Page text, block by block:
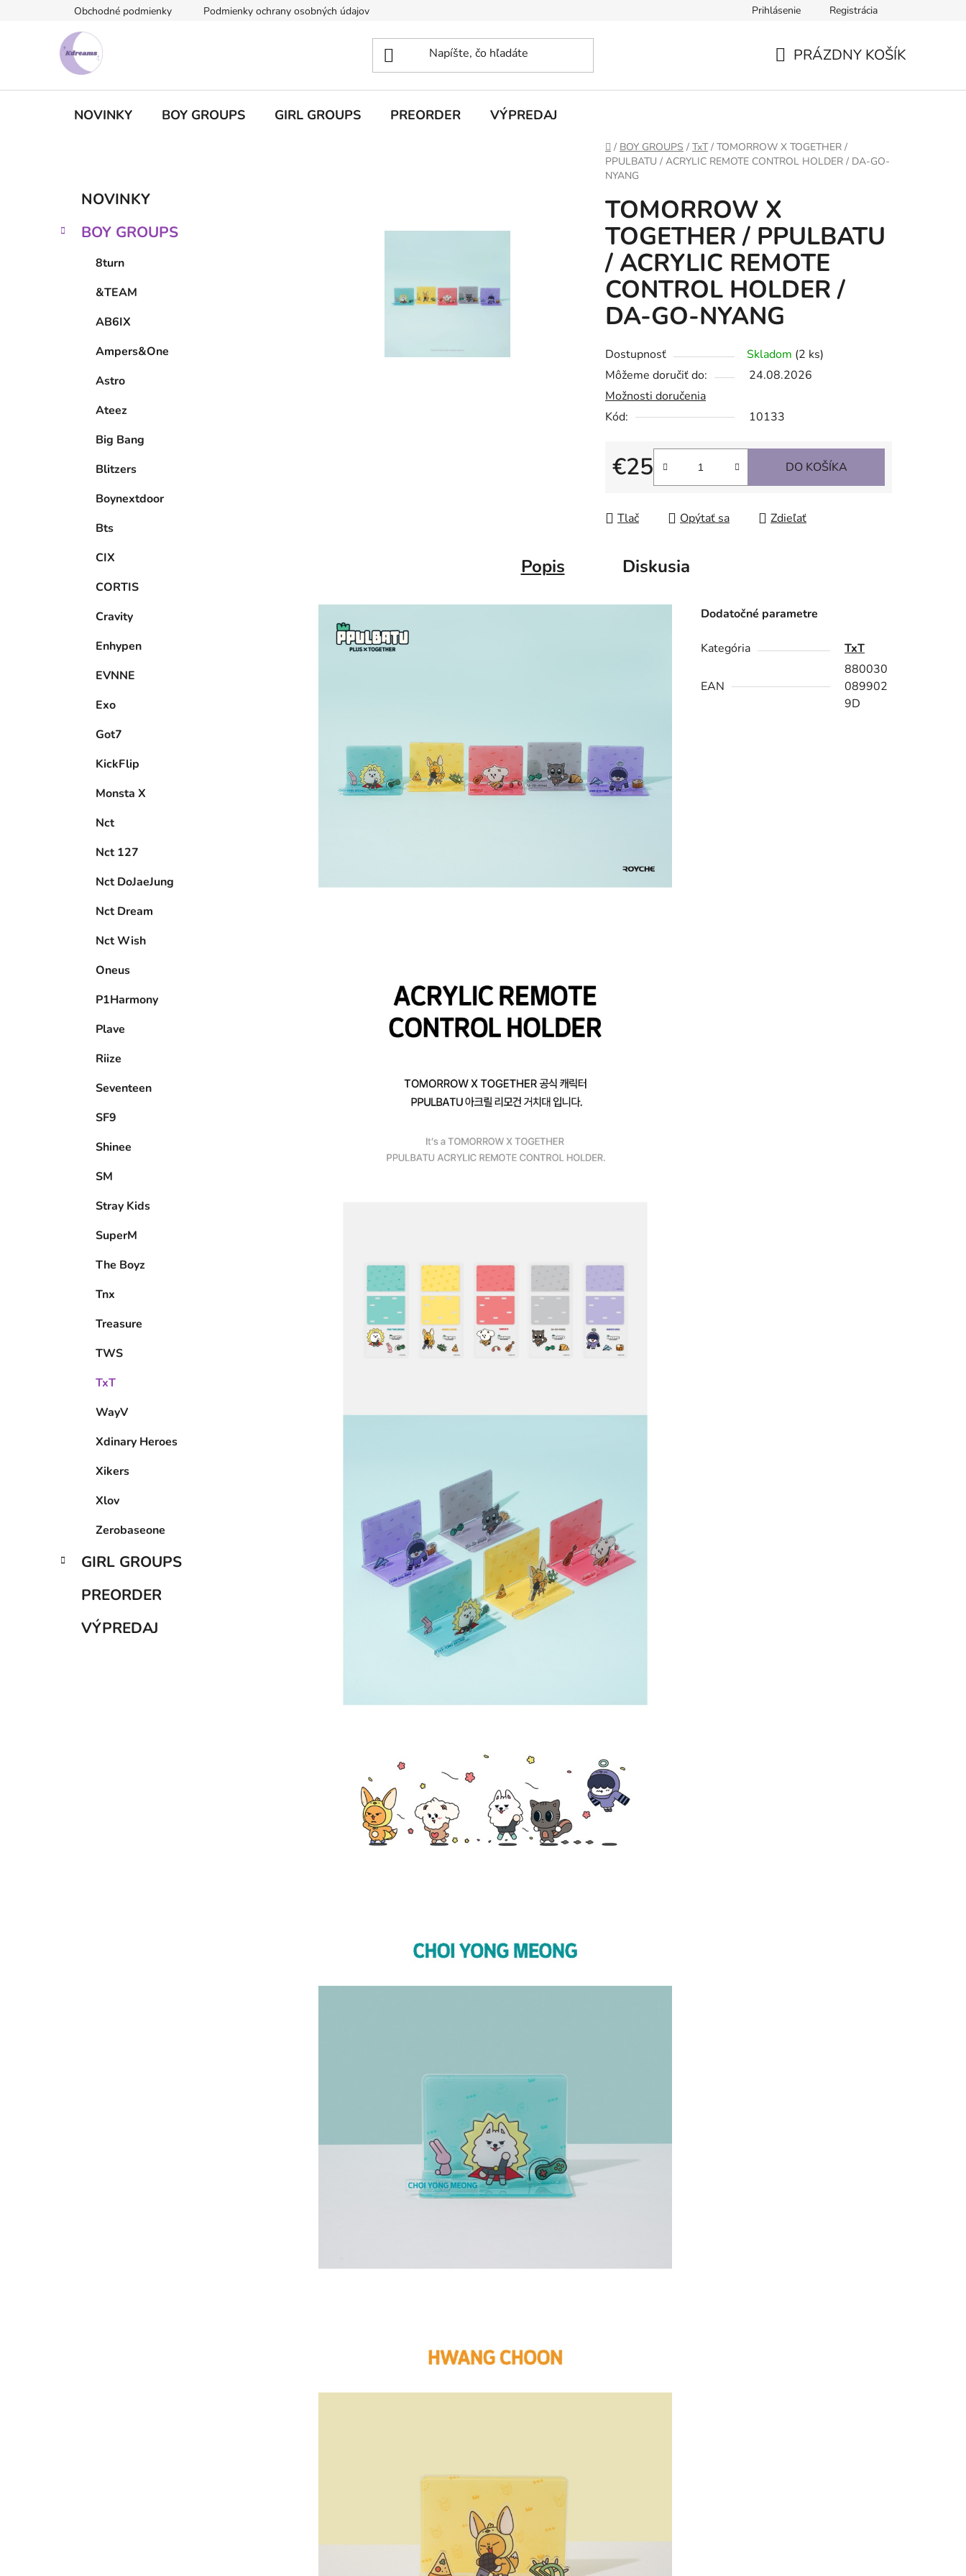
Obchodné podmienky Podmienky ochrany osobných údajov Prihlásenie Registrácia
PRÁZDNY KOŠÍK
NOVINKY BOY GROUPS GIRL GROUPS PREORDER VÝPREDAJ
Domov
/ BOY GROUPS / TxT / TOMORROW X TOGETHER /
PPULBATU / ACRYLIC REMOTE CONTROL HOLDER / DA-GO-
NYANG
č
Preskočiť
kategórie
e
NOVINKY
BOY GROUPS
8turn
&TEAM
AB6IX
Ampers&One
Astro
Ateez
Big Bang
Blitzers
Boynextdoor
Bts
CIX
CORTIS
Cravity
Enhypen
EVNNE
Exo
Got7
KickFlip
Monsta X
Nct
Nct 127
Nct DoJaeJung
Nct Dream
Nct Wish
Oneus
P1Harmony
Plave
Riize
Seventeen
SF9
Shinee
SM
Stray Kids
SuperM
The Boyz
Tnx
Treasure
TWS
TxT
WayV
Xdinary Heroes
Xikers
Xlov
Zerobaseone
GIRL GROUPS
PREORDER
VÝPREDAJ
TOMORROW X
TOGETHER / PPULBATU
/ ACRYLIC REMOTE
CONTROL HOLDER /
DA-GO-NYANG
Dostupnosť Skladom (2 ks)
Môžeme doručiť do:
24.08.2026
Možnosti doručenia
Kód:
10133
€25
Jednotková cena:
DO KOŠÍKA
Tlač Opýtať sa Zdieľať
Popis Diskusia
Dodatočné parametre
Kategória TxT
EAN
880030
089902
9D